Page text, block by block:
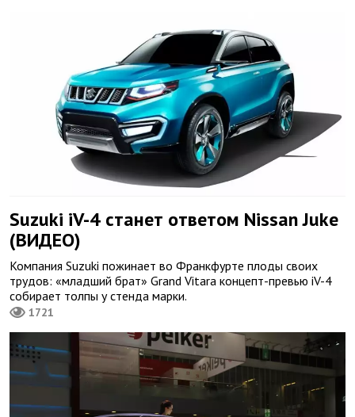
Suzuki iV-4 станет ответом Nissan Juke
(ВИДЕО)
Компания Suzuki пожинает во Франкфурте плоды своих
трудов: «младший брат» Grand Vitara концепт-превью iV-4
собирает толпы у стенда марки.
1721